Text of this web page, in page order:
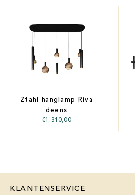
Ztahl hanglamp Riva
deens
€1.310,00
KLANTENSERVICE